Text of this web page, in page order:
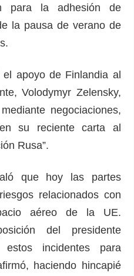
para la adhesión de
la pausa de verano de
apoyo de Finlandia al
Volodymyr Zelensky,
negociaciones,
su reciente carta al
Rusa”.
que hoy las partes
relacionados con
aéreo de la UE.
del presidente
incidentes para
haciendo hincapié